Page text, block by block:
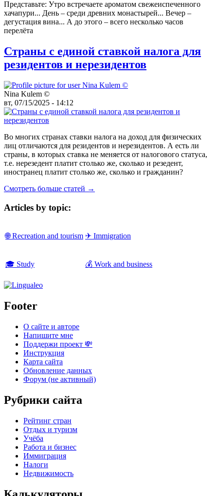
Представьте: Утро встречаете ароматом свежеиспеченного
хачапури... День – среди древних монастырей... Вечер –
дегустация вина... А до этого – всего несколько часов
перелёта
Страны с единой ставкой налога для
резидентов и нерезидентов
Nina Kulem ©️
вт, 07/15/2025 - 14:12
Во многих странах ставки налога на доход для физических
лиц отличаются для резидентов и нерезидентов. А есть ли
страны, в которых ставка не меняется от налогового статуса,
т.е. нерезедент платит столько же, сколько и резедент,
иностранец платит столько же, сколько и гражданин?
Смотреть больше статей →
Articles by topic:
🌐 Recreation and tourism ✈ Immigration
🎓 Study 💰 Work and business
Footer
О сайте и авторе
Напишите мне
Поддержи проект 💸
Инструкция
Карта сайта
Обновление данных
Форум (не активный)
Рубрики сайта
Рейтинг стран
Отдых и туризм
Учёба
Работа и бизнес
Иммиграция
Налоги
Недвижимость